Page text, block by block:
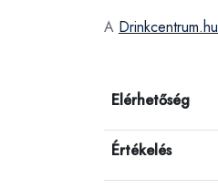
A Drinkcentrum.hu
Elérhetőség
Értékelés